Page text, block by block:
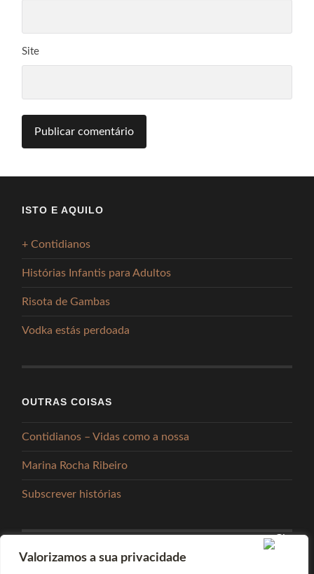
Valorizamos a sua privacidade
Site
ISTO E AQUILO
+ Contidianos
Histórias Infantis para Adultos
Risota de Gambas
Vodka estás perdoada
OUTRAS COISAS
Contidianos – Vidas como a nossa
Marina Rocha Ribeiro
Subscrever histórias